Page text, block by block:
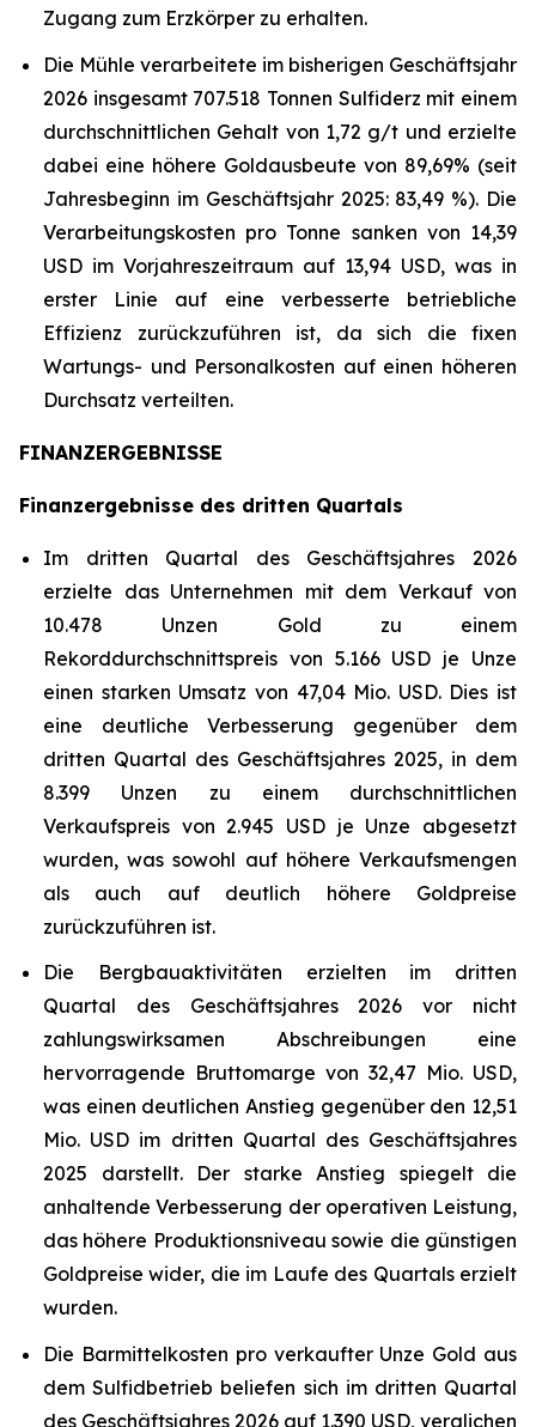
Zugang zum Erzkörper zu erhalten.
Die Mühle verarbeitete im bisherigen Geschäftsjahr
2026 insgesamt 707.518 Tonnen Sulfiderz mit einem
durchschnittlichen Gehalt von 1,72 g/t und erzielte
dabei eine höhere Goldausbeute von 89,69% (seit
Jahresbeginn im Geschäftsjahr 2025: 83,49 %). Die
Verarbeitungskosten pro Tonne sanken von 14,39
USD im Vorjahreszeitraum auf 13,94 USD, was in
erster Linie auf eine verbesserte betriebliche
Effizienz zurückzuführen ist, da sich die fixen
Wartungs- und Personalkosten auf einen höheren
Durchsatz verteilten.
FINANZERGEBNISSE
Finanzergebnisse des dritten Quartals
Im dritten Quartal des Geschäftsjahres 2026
erzielte das Unternehmen mit dem Verkauf von
10.478 Unzen Gold zu einem
Rekorddurchschnittspreis von 5.166 USD je Unze
einen starken Umsatz von 47,04 Mio. USD. Dies ist
eine deutliche Verbesserung gegenüber dem
dritten Quartal des Geschäftsjahres 2025, in dem
8.399 Unzen zu einem durchschnittlichen
Verkaufspreis von 2.945 USD je Unze abgesetzt
wurden, was sowohl auf höhere Verkaufsmengen
als auch auf deutlich höhere Goldpreise
zurückzuführen ist.
Die Bergbauaktivitäten erzielten im dritten
Quartal des Geschäftsjahres 2026 vor nicht
zahlungswirksamen Abschreibungen eine
hervorragende Bruttomarge von 32,47 Mio. USD,
was einen deutlichen Anstieg gegenüber den 12,51
Mio. USD im dritten Quartal des Geschäftsjahres
2025 darstellt. Der starke Anstieg spiegelt die
anhaltende Verbesserung der operativen Leistung,
das höhere Produktionsniveau sowie die günstigen
Goldpreise wider, die im Laufe des Quartals erzielt
wurden.
Die Barmittelkosten pro verkaufter Unze Gold aus
dem Sulfidbetrieb beliefen sich im dritten Quartal
des Geschäftsjahres 2026 auf 1.390 USD, verglichen